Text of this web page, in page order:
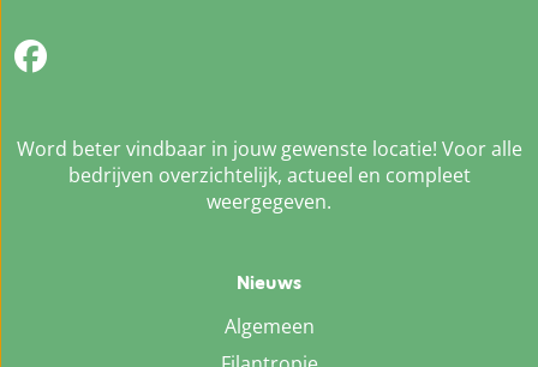
Word beter vindbaar in jouw gewenste locatie! Voor alle
bedrijven overzichtelijk, actueel en compleet
weergegeven.
Nieuws
Algemeen